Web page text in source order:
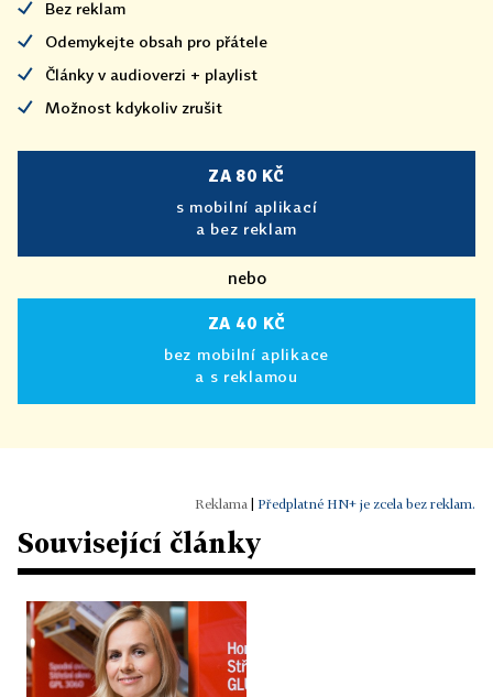
Bez reklam
Odemykejte obsah pro přátele
Články v audioverzi + playlist
Možnost kdykoliv zrušit
ZA 80 KČ
s mobilní aplikací
a bez reklam
nebo
ZA 40 KČ
bez mobilní aplikace
a s reklamou
Předplatné HN+ je zcela bez reklam.
Související články